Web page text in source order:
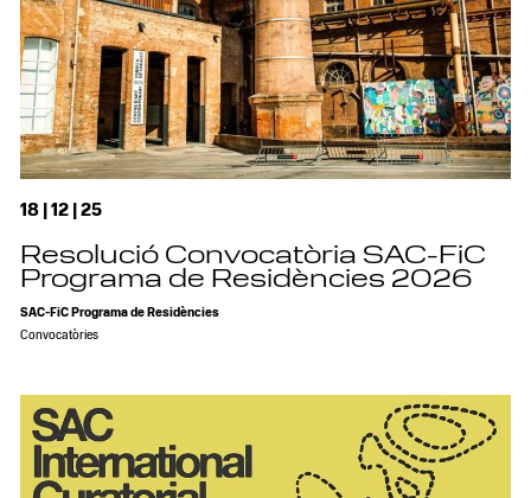
18 | 12 | 25
Resolució Convocatòria SAC-FiC
Programa de Residències 2026
SAC-FiC Programa de Residències
Convocatòries